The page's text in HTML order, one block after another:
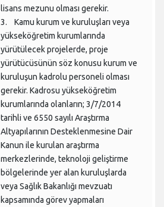
lisans mezunu olması gerekir.
3. Kamu kurum ve kuruluşları veya
yükseköğretim kurumlarında
yürütülecek projelerde, proje
yürütücüsünün söz konusu kurum ve
kuruluşun kadrolu personeli olması
gerekir. Kadrosu yükseköğretim
kurumlarında olanların; 3/7/2014
tarihli ve 6550 sayılı Araştırma
Altyapılarının Desteklenmesine Dair
Kanun ile kurulan araştırma
merkezlerinde, teknoloji geliştirme
bölgelerinde yer alan kuruluşlarda
veya Sağlık Bakanlığı mevzuatı
kapsamında görev yapmaları